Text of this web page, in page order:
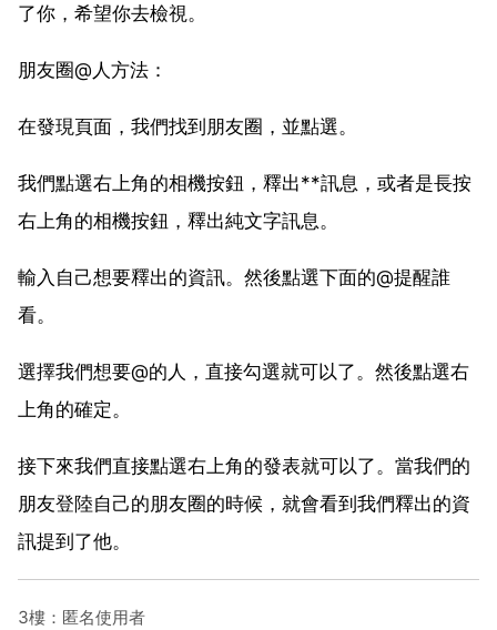
了你，希望你去檢視。
朋友圈@人方法：
在發現頁面，我們找到朋友圈，並點選。
我們點選右上角的相機按鈕，釋出**訊息，或者是長按
右上角的相機按鈕，釋出純文字訊息。
輸入自己想要釋出的資訊。然後點選下面的@提醒誰
看。
選擇我們想要@的人，直接勾選就可以了。然後點選右
上角的確定。
接下來我們直接點選右上角的發表就可以了。當我們的
朋友登陸自己的朋友圈的時候，就會看到我們釋出的資
訊提到了他。
3樓：匿名使用者